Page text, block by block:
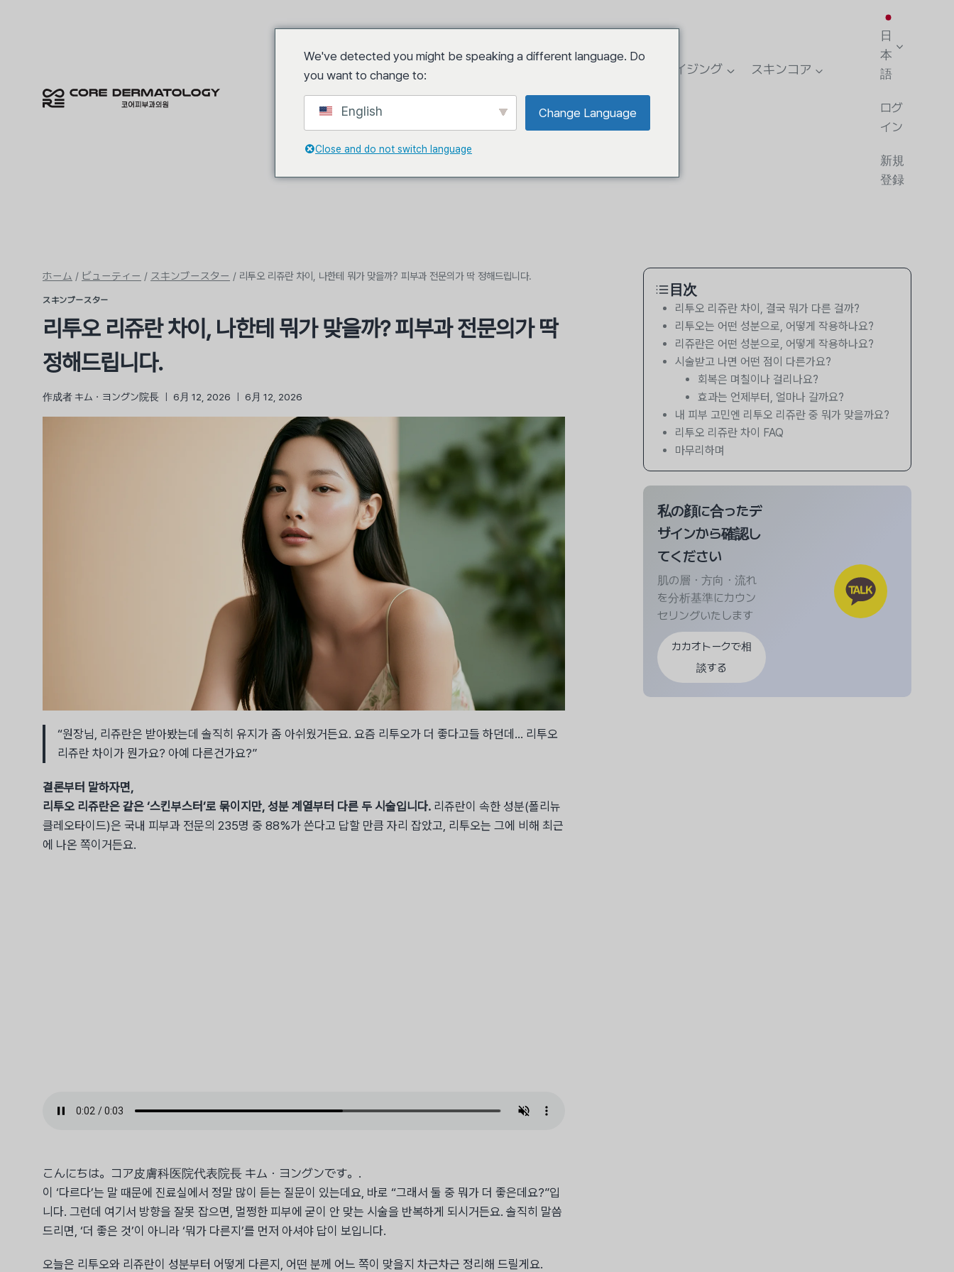
リフティング ボリュームアップ アンチエイジング スキンコア
私たちについて ドクターコラム
日
本
語
ログ
イン
新規
登録
ホーム / ビューティー / スキンブースター / 리투오 리쥬란 차이, 나한테 뭐가 맞을까? 피부과 전문의가 딱 정해드립니다.
スキンブースター
리투오 리쥬란 차이, 나한테 뭐가 맞을까? 피부과 전문의가 딱
정해드립니다.
作成者 キム・ヨングン院長 6月 12, 2026 6月 12, 2026
“원장님, 리쥬란은 받아봤는데 솔직히 유지가 좀 아쉬웠거든요. 요즘 리투오가 더 좋다고들 하던데… 리투오
리쥬란 차이가 뭔가요? 아예 다른건가요?”
결론부터 말하자면,
리투오 리쥬란은 같은 ‘스킨부스터’로 묶이지만, 성분 계열부터 다른 두 시술입니다. 리쥬란이 속한 성분(폴리뉴
클레오타이드)은 국내 피부과 전문의 235명 중 88%가 쓴다고 답할 만큼 자리 잡았고, 리투오는 그에 비해 최근
에 나온 쪽이거든요.
こんにちは。コア皮膚科医院代表院長 キム・ヨングンです。.
이 ‘다르다’는 말 때문에 진료실에서 정말 많이 듣는 질문이 있는데요, 바로 “그래서 둘 중 뭐가 더 좋은데요?”입
니다. 그런데 여기서 방향을 잘못 잡으면, 멀쩡한 피부에 굳이 안 맞는 시술을 반복하게 되시거든요. 솔직히 말씀
드리면, ‘더 좋은 것’이 아니라 ‘뭐가 다른지’를 먼저 아셔야 답이 보입니다.
오늘은 리투오와 리쥬란이 성분부터 어떻게 다른지, 어떤 분께 어느 쪽이 맞을지 차근차근 정리해 드릴게요.
目次
리투오 리쥬란 차이, 결국 뭐가 다른 걸까?
리투오는 어떤 성분으로, 어떻게 작용하나요?
리쥬란은 어떤 성분으로, 어떻게 작용하나요?
시술받고 나면 어떤 점이 다른가요?
회복은 며칠이나 걸리나요?
효과는 언제부터, 얼마나 갈까요?
내 피부 고민엔 리투오 리쥬란 중 뭐가 맞을까요?
리투오 리쥬란 차이 FAQ
마무리하며
私の顔に合ったデ
ザインから確認し
てください
肌の層・方向・流れ
を分析基準にカウン
セリングいたします
カカオトークで相
談する
We've detected you might be speaking a different language. Do
you want to change to:
English Change Language
Close and do not switch language